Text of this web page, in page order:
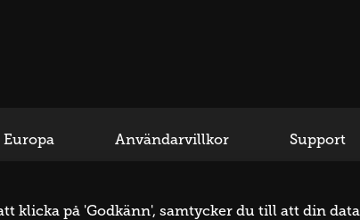
Användarvillkor Support
klicka på 'Godkänn', samtycker du till att din data